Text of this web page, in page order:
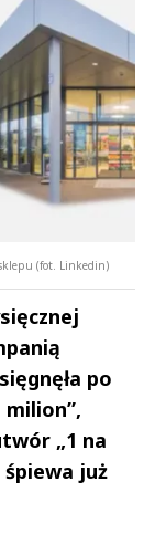
podziewają się
w kosmos. Po
ZSRR gdy u nas
podziewają się
w kosmos. Po
ZSRR gdy u nas
firmy w Polsce
polski rynek.
bo skąd wezmą w
że nie mogą
setki miliardów na
Jest chyba
i musimy
i dlatego tak jak
(fot. Linkedin)
po
„1 na
już